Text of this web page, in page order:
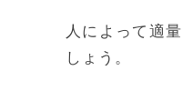
人によって適
しょう。